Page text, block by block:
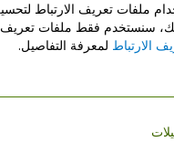
تفاصيل الشركة
ملفات تعريف الارتباط
سنستخدم فقط ملفات تعريف
الارتباط لمعرفة التفاصيل.